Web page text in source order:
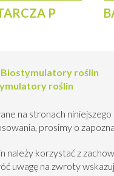
oraz pomaga
P
Biostymulatory roślin
roślin
na stronach
prosimy o
należy korzystać z
uwagę na zwroty